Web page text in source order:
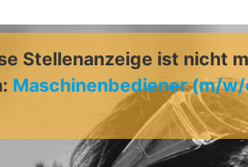
Stellenanzeige ist nicht
Maschinenbediener (m/